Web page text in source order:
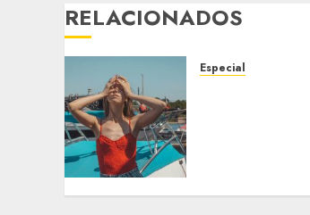
RELACIONADOS
Especial
4 DE AGOSTO